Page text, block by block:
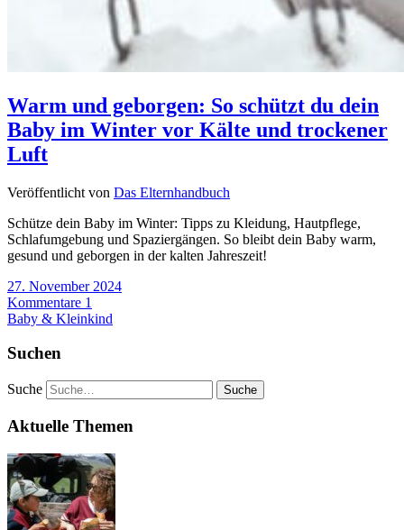
Warm und geborgen: So schützt du dein
Baby im Winter vor Kälte und trockener
Luft
Veröffentlicht von Das Elternhandbuch
Schütze dein Baby im Winter: Tipps zu Kleidung, Hautpflege,
Schlafumgebung und Spaziergängen. So bleibt dein Baby warm,
gesund und geborgen in der kalten Jahreszeit!
27. November 2024
Kommentare 1
Baby & Kleinkind
Suchen
Suche
Aktuelle Themen